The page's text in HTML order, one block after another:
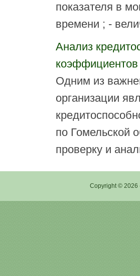
показателя в
времени ; -
Анализ
коэффициентов
Одним из
организации
по Гомельской
проверку и
Copyright © 2026